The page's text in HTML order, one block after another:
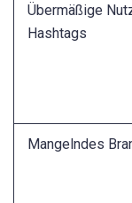
Übermäßige
Hashtags
Mangelndes